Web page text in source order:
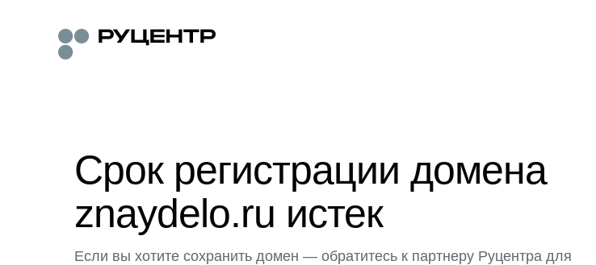
Срок регистрации домена
znaydelo.ru истек
Если вы хотите сохранить домен — обратитесь к партнеру Руцентра для